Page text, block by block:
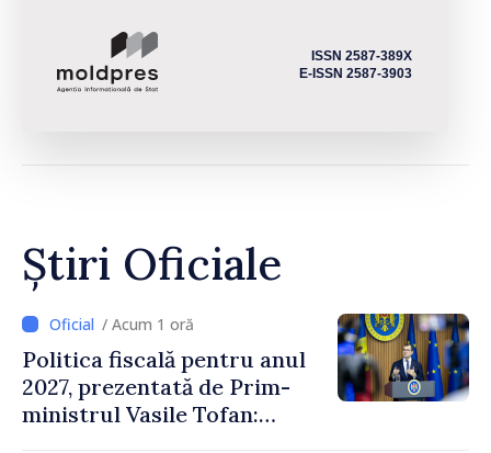
ISSN 2587-389X
E-ISSN 2587-3903
Știri Oficiale
/ Acum 1 oră
Politica fiscală pentru anul
2027, prezentată de Prim-
ministrul Vasile Tofan: